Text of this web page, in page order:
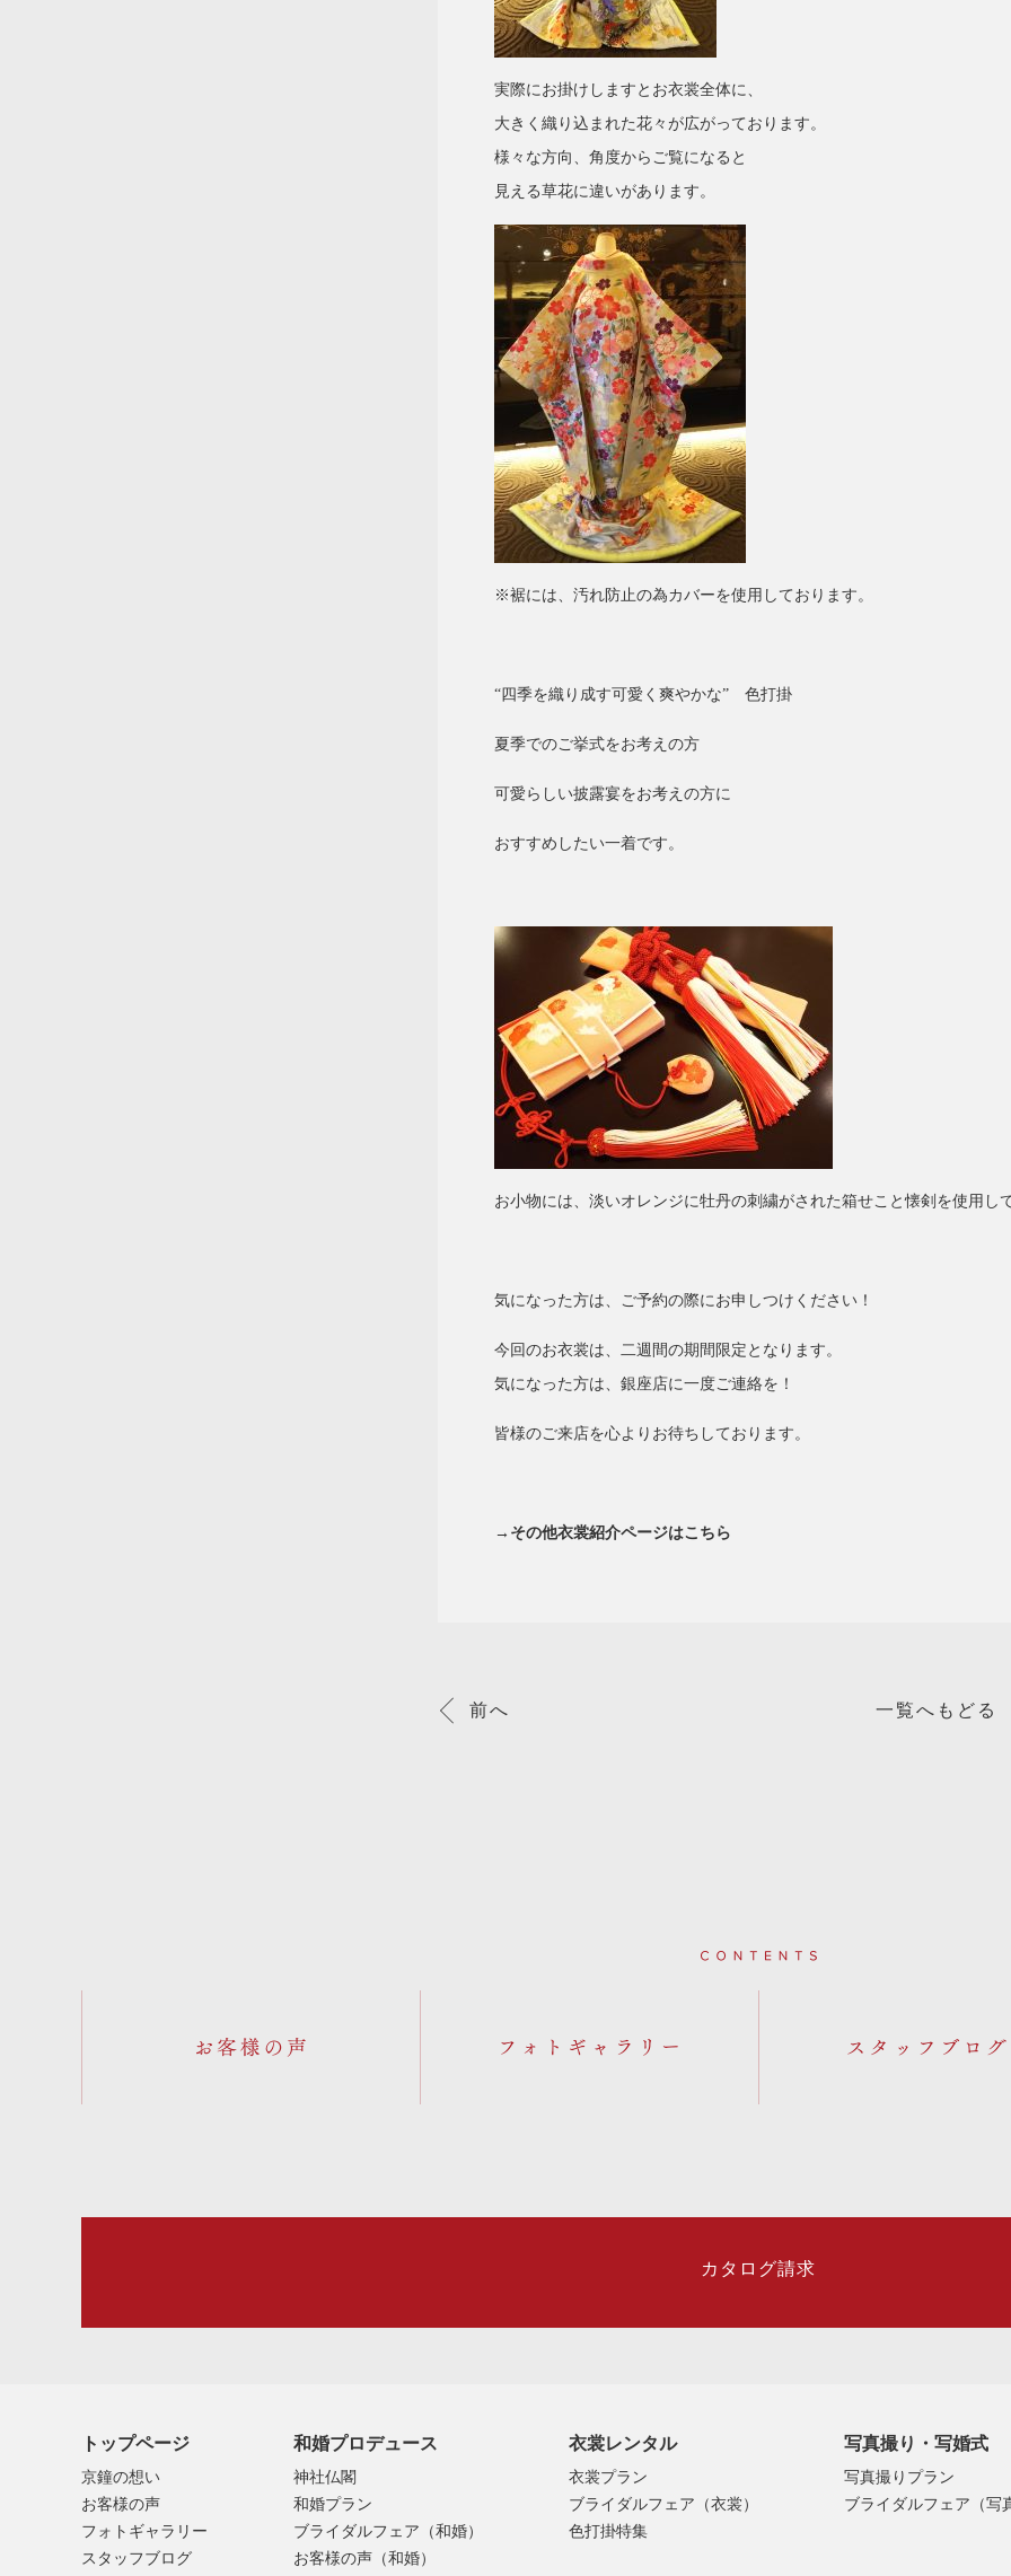
実際にお掛けしますとお衣裳全体に、
大きく織り込まれた花々が広がっております。
様々な方向、角度からご覧になると
見える草花に違いがあります。
※裾には、汚れ防止の為カバーを使用しております。
“四季を織り成す可愛く爽やかな” 色打掛
夏季でのご挙式をお考えの方
可愛らしい披露宴をお考えの方に
おすすめしたい一着です。
お小物には、淡いオレンジに牡丹の刺繍がされた箱せこと懐剣を使用し
気になった方は、ご予約の際にお申しつけください！
今回のお衣裳は、二週間の期間限定となります。
気になった方は、銀座店に一度ご連絡を！
皆様のご来店を心よりお待ちしております。
→その他衣裳紹介ページはこちら
前へ 一覧へもどる
Contents
お客様の声 フォトギャラリー
カタログ請求
トップページ
京鐘の想い
お客様の声
フォトギャラリー
スタッフブログ
和婚プロデュース
神社仏閣
和婚プラン
ブライダルフェア（和婚）
お客様の声（和婚）
衣裳レンタル
衣裳プラン
ブライダルフェア（衣裳）
色打掛特集
写真撮り・写婚式
写真撮りプラン
ブライダルフェア（写